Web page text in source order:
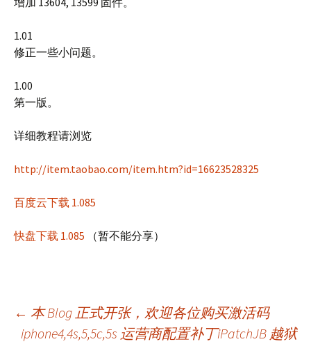
1.01
修正一些小问题。
1.00
第一版。
详细教程请浏览
http://item.taobao.com/item.htm?id=16623528325
百度云下载 1.085
快盘下载 1.085 （暂不能分享）
文
← 本 Blog 正式开张，欢迎各位购买激活码
iphone4,4s,5,5c,5s 运营商配置补丁iPatchJB 越狱